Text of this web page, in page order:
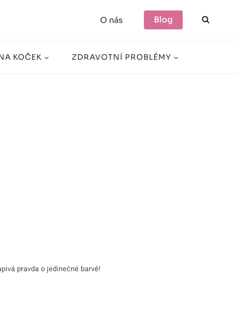
O nás Blog
KOČEK ZDRAVOTNÍ PROBLÉMY
pravda o jedinečné barvě!